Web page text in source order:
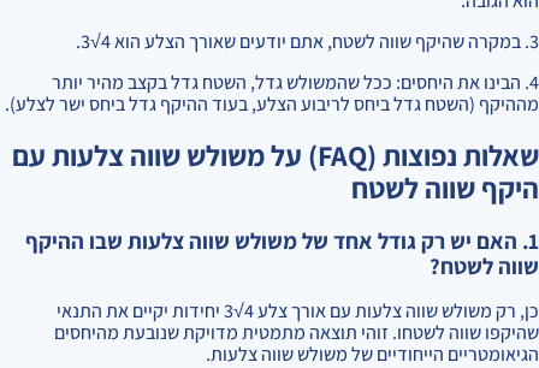
3. במקרה שהיקף שווה לשטח, אתם יודעים שאורך הצלע הוא 4√3.
4. הבינו את היחסים: ככל שהמשולש גדל, השטח גדל בקצב מהיר יותר
מההיקף (השטח גדל ביחס לריבוע הצלע, בעוד ההיקף גדל ביחס ישר לצלע).
שאלות נפוצות (FAQ) על משולש שווה צלעות עם
היקף שווה לשטח
1. האם יש רק גודל אחד של משולש שווה צלעות שבו ההיקף
שווה לשטח?
כן, רק משולש שווה צלעות עם אורך צלע 4√3 יחידות יקיים את התנאי
שהיקפו שווה לשטחו. זוהי תוצאה מתמטית מדויקת שנובעת מהיחסים
הגיאומטריים הייחודיים של משולש שווה צלעות.